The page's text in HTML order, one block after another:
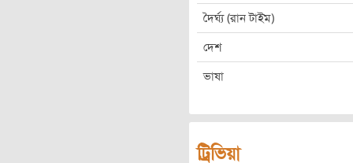
দৈর্ঘ্য (রান টাইম)
দেশ
ভাষা
ট্রিভিয়া